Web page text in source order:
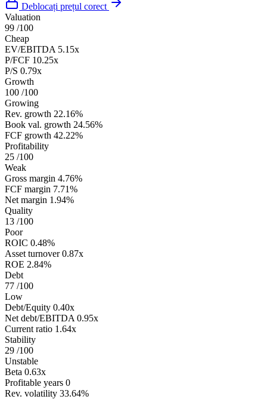
Deblocați prețul corect
Valuation
99 /100
Cheap
EV/EBITDA 5.15x
P/FCF 10.25x
P/S 0.79x
Growth
100 /100
Growing
Rev. growth 22.16%
Book val. growth 24.56%
FCF growth 42.22%
Profitability
25 /100
Weak
Gross margin 4.76%
FCF margin 7.71%
Net margin 1.94%
Quality
13 /100
Poor
ROIC 0.48%
Asset turnover 0.87x
ROE 2.84%
Debt
77 /100
Low
Debt/Equity 0.40x
Net debt/EBITDA 0.95x
Current ratio 1.64x
Stability
29 /100
Unstable
Beta 0.63x
Profitable years 0
Rev. volatility 33.64%